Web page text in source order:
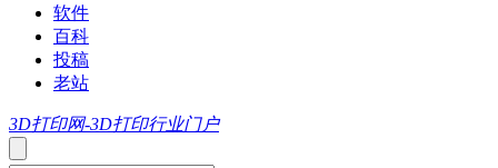
软件
百科
投稿
老站
3D打印网-3D打印行业门户